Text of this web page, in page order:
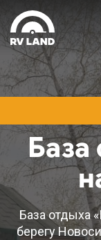
База
База отдыха
берегу